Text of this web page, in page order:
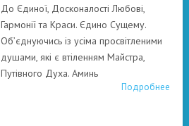
До Єдиної, Досконалості Любові,
Гармонії та Краси. Єдино Сущему.
Об’єднуючись із усіма просвітленими
душами, які є втіленням Майстра,
Путівного Духа. Аминь
Подробнее